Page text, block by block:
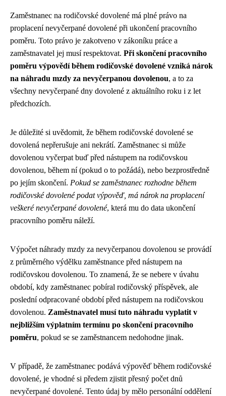
Zaměstnanec na rodičovské dovolené má plné právo na
proplacení nevyčerpané dovolené při ukončení pracovního
poměru. Toto právo je zakotveno v zákoníku práce a
zaměstnavatel jej musí respektovat. Při skončení pracovního
poměru výpovědí během rodičovské dovolené vzniká nárok
na náhradu mzdy za nevyčerpanou dovolenou, a to za
všechny nevyčerpané dny dovolené z aktuálního roku i z let
předchozích.
Je důležité si uvědomit, že během rodičovské dovolené se
dovolená nepřerušuje ani nekrátí. Zaměstnanec si může
dovolenou vyčerpat buď před nástupem na rodičovskou
dovolenou, během ní (pokud o to požádá), nebo bezprostředně
po jejím skončení. Pokud se zaměstnanec rozhodne během
rodičovské dovolené podat výpověď, má nárok na proplacení
veškeré nevyčerpané dovolené, která mu do data ukončení
pracovního poměru náleží.
Výpočet náhrady mzdy za nevyčerpanou dovolenou se provádí
z průměrného výdělku zaměstnance před nástupem na
rodičovskou dovolenou. To znamená, že se nebere v úvahu
období, kdy zaměstnanec pobíral rodičovský příspěvek, ale
poslední odpracované období před nástupem na rodičovskou
dovolenou. Zaměstnavatel musí tuto náhradu vyplatit v
nejbližším výplatním termínu po skončení pracovního
poměru, pokud se se zaměstnancem nedohodne jinak.
V případě, že zaměstnanec podává výpověď během rodičovské
dovolené, je vhodné si předem zjistit přesný počet dnů
nevyčerpané dovolené. Tento údaj by mělo personální oddělení